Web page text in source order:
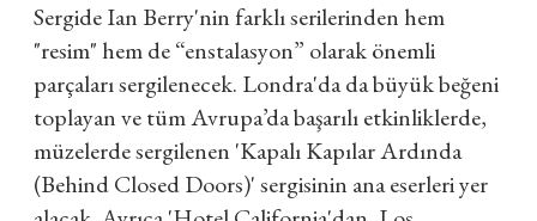
Sergide Ian Berry'nin farklı serilerinden hem
"resim" hem de “enstalasyon” olarak önemli
parçaları sergilenecek. Londra'da da büyük beğeni
toplayan ve tüm Avrupa’da başarılı etkinliklerde,
müzelerde sergilenen 'Kapalı Kapılar Ardında
(Behind Closed Doors)' sergisinin ana eserleri yer